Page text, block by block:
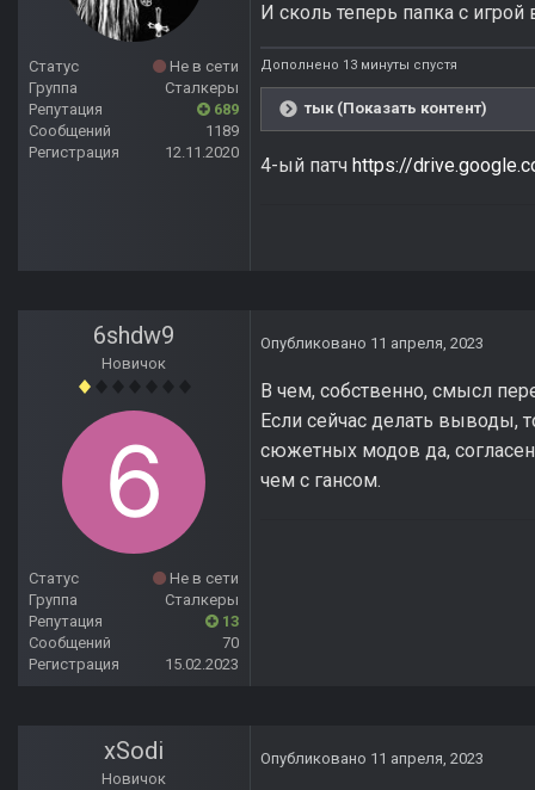
Статус
Не в сети
Группа
Сталкеры
Репутация
689
Сообщений
1189
Регистрация
12.11.2020
И сколь теперь папка с игрой
Дополнено 13 минуты спустя
тык (Показать контент)
4-ый патч https://
6shdw9
Новичок
Статус
Не в сети
Группа
Сталкеры
Репутация
13
Сообщений
70
Регистрация
15.02.2023
Опубликовано 11 апреля, 2023
В чем, собственно, смысл
Если сейчас делать выводы,
сюжетных модов да,
чем с гансом.
xSodi
Новичок
Опубликовано 11 апреля, 2023